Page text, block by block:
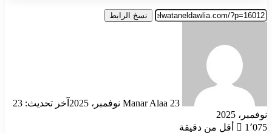
نسخ الرابط
Manar Alaa 23 نوفمبر، 2025
آخر تحديث: 23
نوفمبر، 2025
1٬075
أقل من دقيقة